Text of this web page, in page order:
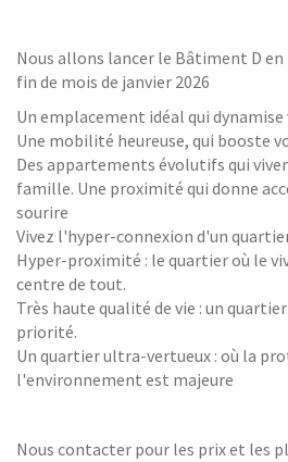
Nous allons lancer le Bâtiment D en
fin de mois de janvier 2026
Un emplacement idéal qui
Une mobilité heureuse, qui booste
Des appartements évolutifs qui
famille. Une proximité qui donne
sourire
Vivez l'hyper-connexion d'un
Hyper-proximité : le quartier où le
centre de tout.
Très haute qualité de vie : un
priorité.
Un quartier ultra-vertueux : où la
l'environnement est majeure
Nous contacter pour les prix et les